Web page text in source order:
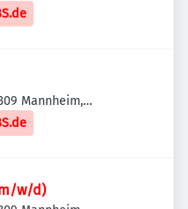
Mannheim,
w/d)